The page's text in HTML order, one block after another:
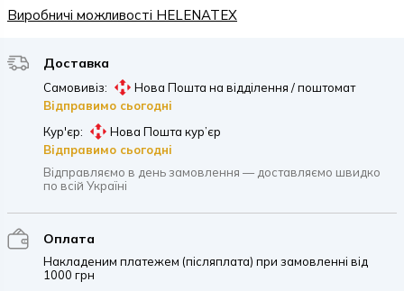
Виробничі можливості HELENATEX
Доставка
Самовивіз:
Нова Пошта на відділення / поштомат
Відправимо сьогодні
Кур'єр:
Нова Пошта кур’єр
Відправимо сьогодні
Відправляємо в день замовлення — доставляємо швидко
по всій Україні
Оплата
Накладеним платежем (післяплата) при замовленні від
1000 грн